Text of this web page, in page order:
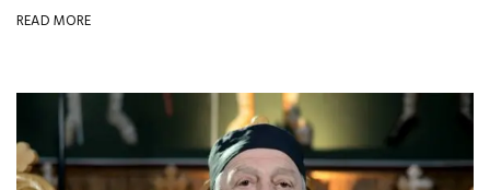
READ MORE